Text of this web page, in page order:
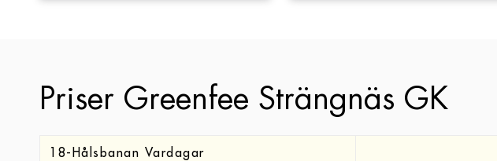
Priser Greenfee Strängnäs GK
18-Hålsbanan Vardagar